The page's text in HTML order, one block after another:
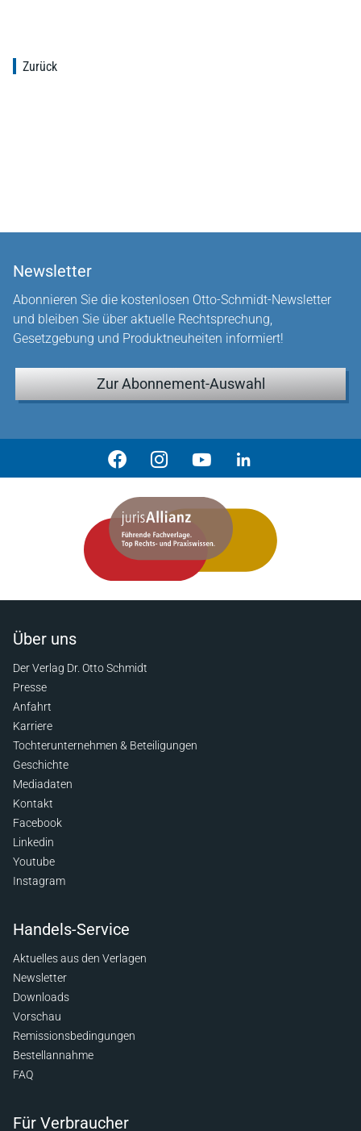
Zurück
Newsletter
Abonnieren Sie die kostenlosen Otto-Schmidt-Newsletter
und bleiben Sie über aktuelle Rechtsprechung,
Gesetzgebung und Produktneuheiten informiert!
Zur Abonnement-Auswahl
Über uns
Der Verlag Dr. Otto Schmidt
Presse
Anfahrt
Karriere
Tochterunternehmen & Beteiligungen
Geschichte
Mediadaten
Kontakt
Facebook
Linkedin
Youtube
Instagram
Handels-Service
Aktuelles aus den Verlagen
Newsletter
Downloads
Vorschau
Remissionsbedingungen
Bestellannahme
FAQ
Für Verbraucher